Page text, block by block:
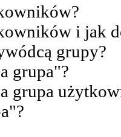
i jak
grupy?
grupa"?
grupa